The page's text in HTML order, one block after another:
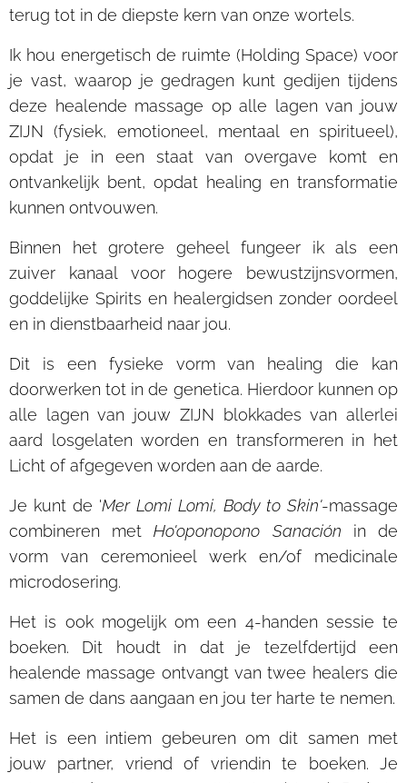
terug tot in de diepste kern van onze wortels.
Ik hou energetisch de ruimte (Holding Space) voor
je vast, waarop je gedragen kunt gedijen tijdens
deze healende massage op alle lagen van jouw
ZIJN (fysiek, emotioneel, mentaal en spiritueel),
opdat je in een staat van overgave komt en
ontvankelijk bent, opdat healing en transformatie
kunnen ontvouwen.
Binnen het grotere geheel fungeer ik als een
zuiver kanaal voor hogere bewustzijnsvormen,
goddelijke Spirits en healergidsen zonder oordeel
en in dienstbaarheid naar jou.
Dit is een fysieke vorm van healing die kan
doorwerken tot in de genetica. Hierdoor kunnen op
alle lagen van jouw ZIJN blokkades van allerlei
aard losgelaten worden en transformeren in het
Licht of afgegeven worden aan de aarde.
Je kunt de 'Mer Lomi Lomi, Body to Skin'-massage
combineren metHo'oponopono Sanación in de
vorm van ceremonieel werk en/of medicinale
microdosering.
Het is ook mogelijk om een 4-handen sessie te
boeken. Dit houdt in dat je tezelfdertijd een
healende massage ontvangt van twee healers die
samen de dans aangaan en jou ter harte te nemen.
Het is een intiem gebeuren om dit samen met
jouw partner, vriend of vriendin te boeken. Je